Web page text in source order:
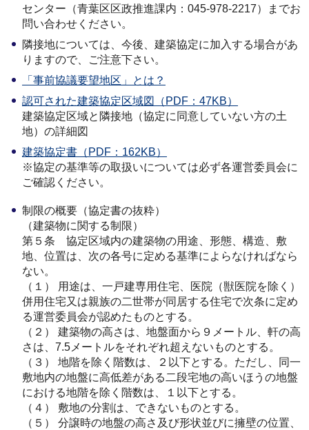
センター（青葉区区政推進課内：045-978-2217）までお
問い合わせください。
隣接地については、今後、建築協定に加入する場合があ
りますので、ご注意下さい。
「事前協議要望地区」とは？
認可された建築協定区域図（PDF：47KB）
建築協定区域と隣接地（協定に同意していない方の土
地）の詳細図
建築協定書（PDF：162KB）
※協定の基準等の取扱いについては必ず各運営委員会に
ご確認ください。
制限の概要（協定書の抜粋）
（建築物に関する制限）
第５条 協定区域内の建築物の用途、形態、構造、敷
地、位置は、次の各号に定める基準によらなければなら
ない。
（１） 用途は、一戸建専用住宅、医院（獣医院を除く）
併用住宅又は親族の二世帯が同居する住宅で次条に定め
る運営委員会が認めたものとする。
（２） 建築物の高さは、地盤面から９メートル、軒の高
さは、7.5メートルをそれぞれ超えないものとする。
（３） 地階を除く階数は、２以下とする。ただし、同一
敷地内の地盤に高低差がある二段宅地の高いほうの地盤
における地階を除く階数は、１以下とする。
（４） 敷地の分割は、できないものとする。
（５） 分譲時の地盤の高さ及び形状並びに擁壁の位置、